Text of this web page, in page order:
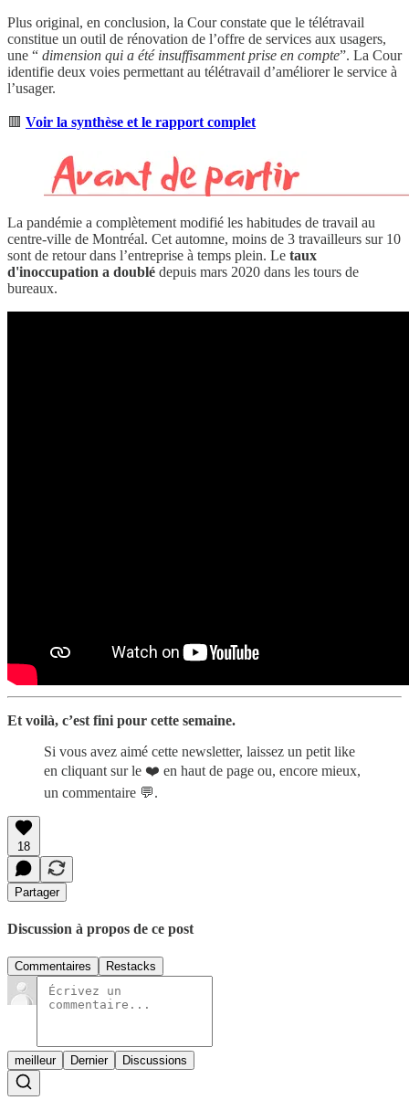
Plus original, en conclusion, la Cour constate que le télétravail
constitue un outil de rénovation de l’offre de services aux usagers,
une “ dimension qui a été insuffisamment prise en compte”. La Cour
identifie deux voies permettant au télétravail d’améliorer le service à
l’usager.
🟥 Voir la synthèse et le rapport complet
La pandémie a complètement modifié les habitudes de travail au
centre-ville de Montréal. Cet automne, moins de 3 travailleurs sur 10
sont de retour dans l’entreprise à temps plein. Le taux
d'inoccupation a doublé depuis mars 2020 dans les tours de
bureaux.
Et voilà, c’est fini pour cette semaine.
Si vous avez aimé cette newsletter, laissez un petit like
en cliquant sur le ❤️ en haut de page ou, encore mieux,
un commentaire 💬.
18
Partager
Discussion à propos de ce post
Commentaires Restacks
meilleur Dernier Discussions